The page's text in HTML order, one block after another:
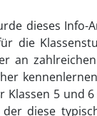
dieses Info-
die
an
Klassen 5 und
der diese